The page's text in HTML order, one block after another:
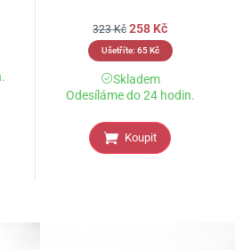
323Kč 258 Kč
Ušetříte: 65Kč
Skladem
Odesíláme do 24 hodin.
Koupit